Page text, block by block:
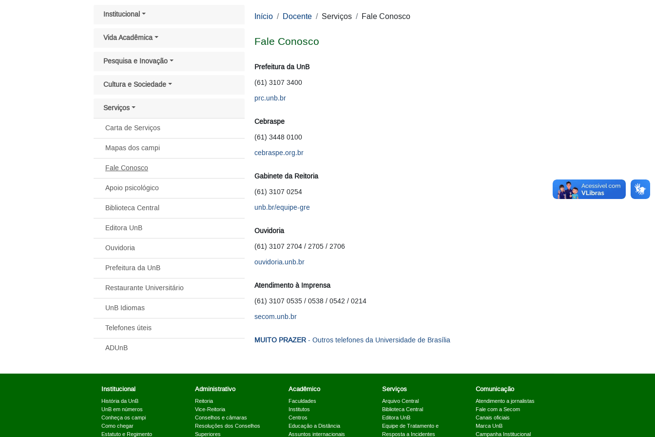
Institucional
Vida Acadêmica
Pesquisa e Inovação
Cultura e Sociedade
Serviços
Carta de Serviços
Mapas dos campi
Fale Conosco
Apoio psicológico
Biblioteca Central
Editora UnB
Ouvidoria
Prefeitura da UnB
Restaurante Universitário
UnB Idiomas
Telefones úteis
ADUnB
Início Docente Serviços Fale Conosco
Fale Conosco
Prefeitura da UnB
(61) 3107 3400
prc.unb.br
Cebraspe
(61) 3448 0100
cebraspe.org.br
Gabinete da Reitoria
(61) 3107 0254
unb.br/equipe-gre
Ouvidoria
(61) 3107 2704 / 2705 / 2706
ouvidoria.unb.br
Atendimento à Imprensa
(61) 3107 0535 / 0538 / 0542 / 0214
secom.unb.br
MUITO PRAZER- Outros telefones da Universidade de Brasília
Institucional
História da UnB
UnB em números
Conheça os campi
Como chegar
Estatuto e Regimento
Administrativo
Reitoria
Vice-Reitoria
Conselhos e câmaras
Resoluções dos Conselhos
Superiores
Acadêmico
Faculdades
Institutos
Centros
Educação a Distância
Assuntos internacionais
Serviços
Arquivo Central
Biblioteca Central
Editora UnB
Equipe de Tratamento e
Resposta a Incidentes
Comunicação
Atendimento a jornalistas
Fale com a Secom
Canais oficiais
Marca UnB
Campanha Institucional